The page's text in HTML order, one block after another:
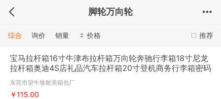
脚轮万向轮
推荐
综合 询价 销量 价格
宝马拉杆箱16寸牛津布拉杆箱万向轮奔驰行李箱18寸尼龙
拉杆箱奥迪4S店礼品汽车拉杆箱20寸登机商务行李箱密码
锁品牌拉杆箱
东莞市望牛墩耐美箱包厂
￥115.00